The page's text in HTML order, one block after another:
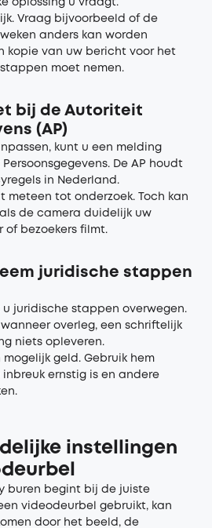
oplossing u vraagt.
Vraag bijvoorbeeld of de
anders kan worden
kopie van uw bericht voor het
moet nemen.
bij de Autoriteit
(AP)
kunt u een melding
De AP houdt
in Nederland.
meteen tot onderzoek. Toch kan
de camera duidelijk uw
of bezoekers filmt.
juridische stappen
juridische stappen overwegen.
overleg, een schriftelijk
niets opleveren.
geld. Gebruik hem
ernstig is en andere
instellingen
buren begint bij de juiste
videodeurbel gebruikt, kan
door het beeld, de